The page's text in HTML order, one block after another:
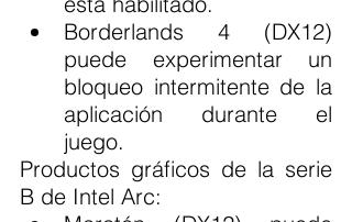
Borderlands 4 (DX12)
puede experimentar un
bloqueo intermitente de la
aplicación durante el
juego.
Productos gráficos de la serie
B de Intel Arc: